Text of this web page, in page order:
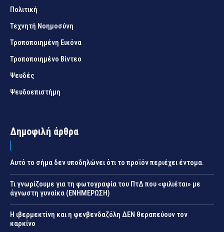
Πολιτική
Τεχνητή Νοημοσύνη
Τροποποιημένη Εικόνα
Τροποποιημένο Βίντεο
Ψευδές
Ψευδοεπιστήμη
Δημοφιλή άρθρα
Αυτό το σήμα δεν υποδηλώνει ότι το προϊόν περιέχει έντομα.
Τι γνωρίζουμε για τη φωτογραφία του ΠτΔ που «φιλιέται» με
άγνωστη γυναίκα (ΕΝΗΜΕΡΩΣΗ)
Η ιβερμεκτίνη και η φενβενδαζόλη ΔΕΝ θεραπεύουν τον
καρκίνο